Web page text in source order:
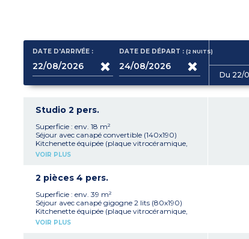
DATE D'ARRIVÉE : DATE DE DÉPART :(2NUITS)
Du 22/
Studio 2 pers.
Superficie : env. 18 m²
Séjour avec canapé convertible (140x190)
Kitchenette équipée (plaque vitrocéramique,
micro-ondes, frigo)
VOIR PLUS
2 pièces 4 pers.
Superficie : env. 39 m²
Séjour avec canapé gigogne 2 lits (80x190)
Kitchenette équipée (plaque vitrocéramique,
micro-ondes, lave-vaisselle, frigo)
VOIR PLUS